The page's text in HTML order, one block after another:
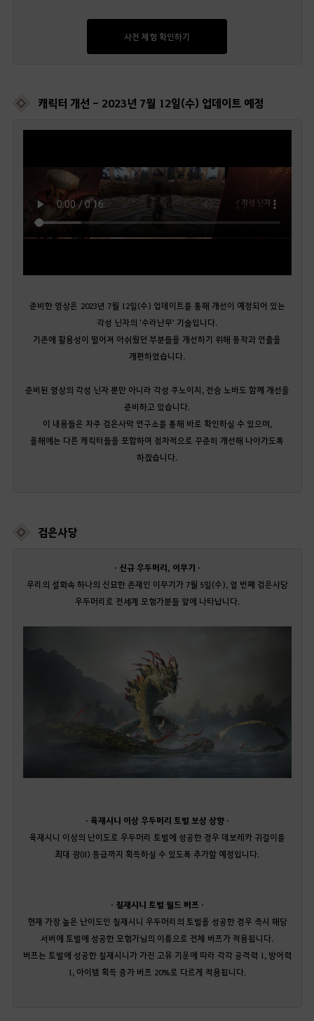
사전 체험 확인하기
캐릭터 개선 - 2023년 7월 12일(수) 업데이트 예정
준비한 영상은 2023년 7월 12일(수) 업데이트를 통해 개선이 예정되어 있는
각성 닌자의 '수라난무' 기술입니다.
기존에 활용성이 떨어져 아쉬웠던 부분들을 개선하기 위해 동작과 연출을
개편하였습니다.
준비된 영상의 각성 닌자 뿐만 아니라 각성 쿠노이치, 전승 노바도 함께 개선을
준비하고 있습니다.
이 내용들은 차주 검은사막 연구소를 통해 바로 확인하실 수 있으며,
올해에는 다른 캐릭터들을 포함하여 점차적으로 꾸준히 개선해 나아가도록
하겠습니다.
검은사당
· 신규 우두머리, 이무기 ·
우리의 설화속 하나의 신묘한 존재인 이무기가 7월 5일(수), 열 번째 검은사당
우두머리로 전세계 모험가분들 앞에 나타납니다.
· 육재시니 이상 우두머리 토벌 보상 상향 ·
육재시니 이상의 난이도로 우두머리 토벌에 성공한 경우 데보레카 귀걸이를
최대 광(II) 등급까지 획득하실 수 있도록 추가할 예정입니다.
· 칠재시니 토벌 월드 버프 ·
현재 가장 높은 난이도인 칠재시니 우두머리의 토벌을 성공한 경우 즉시 해당
서버에 토벌에 성공한 모험가님의 이름으로 전체 버프가 적용됩니다.
버프는 토벌에 성공한 칠재시니가 가진 고유 기운에 따라 각각 공격력 1, 방어력
1, 아이템 획득 증가 버프 20%로 다르게 적용됩니다.